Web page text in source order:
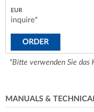
inquire*
ORDER
*Bitte verwenden Sie das
MANUALS &